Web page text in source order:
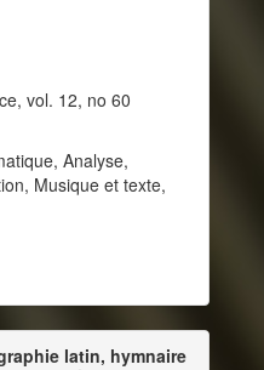
vol. 12, no 60
Analyse,
Musique et texte,
latin, hymnaire